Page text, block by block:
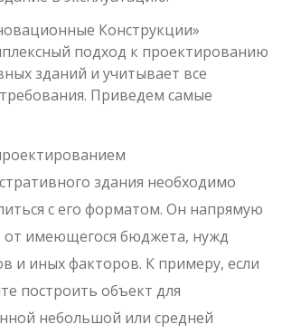
Конструкции»
подход к проектированию
зданий и учитывает все
Приведем самые
здания необходимо
с его форматом. Он напрямую
от имеющегося бюджета, нужд
и иных факторов. К примеру, если
построить объект для
небольшой или средней